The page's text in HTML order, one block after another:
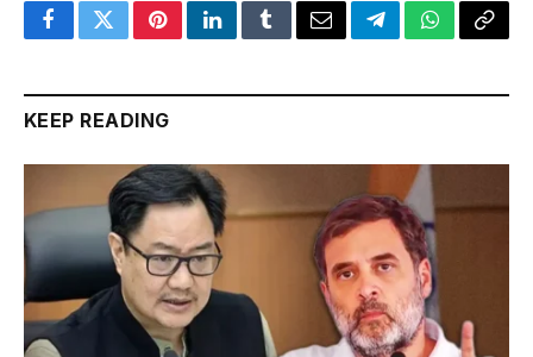
FacebookTwitterPinterestLinkedInTumblrEmailTelegramWhatsApp
Copy
KEEP READING